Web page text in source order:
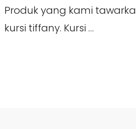
Produk yang kami
kursi tiffany. Kursi …